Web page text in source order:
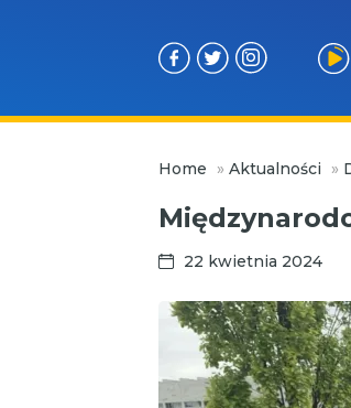
Home » Aktualności »
22 kwietnia 2024